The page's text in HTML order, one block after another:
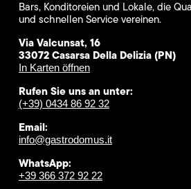
Bars, Konditoreien und Lokale, die
und schnellen Service vereinen.
Via Valcunsat, 16
33072 Casarsa Della Delizia (PN)
In Karten öffnen
Rufen Sie uns an unter:
(+39) 0434 86 92 32
Email:
info@gastrodomus.it
WhatsApp:
+39 366 372 92 22